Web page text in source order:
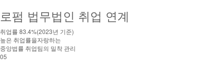
로펌 법무법인 취업 연계
취업률 83.4%(2023년 기준)
높은 취업률을자랑하는
중앙법률 취업팀의 밀착 관리
05